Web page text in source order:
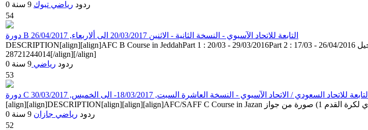
0 ردود رياضي تبوك 9 سنة
54
دورة B التابعة للاتحاد الآسيوي - النسخة الثانية - الاثنين 20/03/2017 الى ألاربعاء, 26/04/2017
DESCRIPTION[align][align]AFC B Course in JeddahPart 1 : 20/03 - 29/03/2016Part 2 : 17/03 - 26/04/2016 للتسجيل https://www.eventbrite.com/e/afc-b-2-jeddah-tickets-
28721244014[/align][/align]
0 ردود رياضي 9 سنة
53
دورة C التابعة للاتحاد السعودي / الاتحاد الآسيوي - النسخة العاشرة السبت, 18/03/2017- الى الخميس, 30/03/2017
0 ردود رياضي جازان 9 سنة
52